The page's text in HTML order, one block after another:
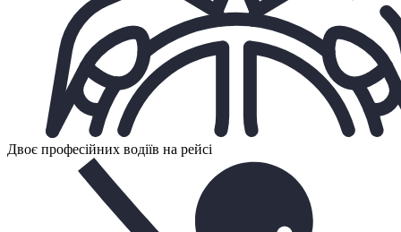
Двоє професійних водіїв на рейсі